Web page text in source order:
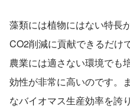
藻類には植物にはない特長
CO2削減に貢献できるだけ
農業には適さない環境でも
効性が非常に高いのです。
なバイオマス生産効率を誇